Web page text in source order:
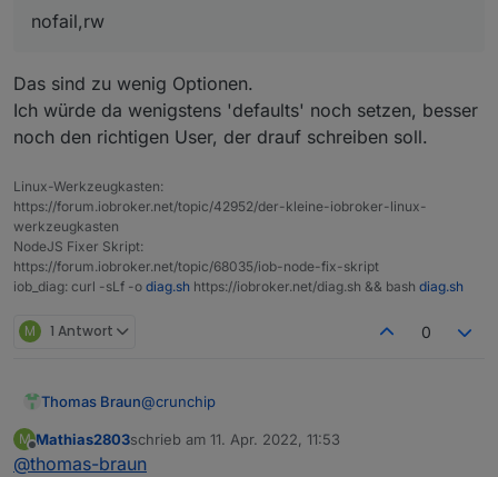
nofail,rw
Das sind zu wenig Optionen.
Ich würde da wenigstens 'defaults' noch setzen, besser
noch den richtigen User, der drauf schreiben soll.
Linux-Werkzeugkasten:
https://forum.iobroker.net/topic/42952/der-kleine-iobroker-linux-
werkzeugkasten
NodeJS Fixer Skript:
https://forum.iobroker.net/topic/68035/iob-node-fix-skript
iob_diag: curl -sLf -o diag.sh https://iobroker.net/diag.sh && bash diag.sh
M 1 Antwort 0
Thomas Braun@crunchip
Ja, hatte ich ja auch schon geschrieben.
M
Offline
Mathias2803schrieb am 11. Apr. 2022, 11:53
zuletzt editiert von
@thomas-braun